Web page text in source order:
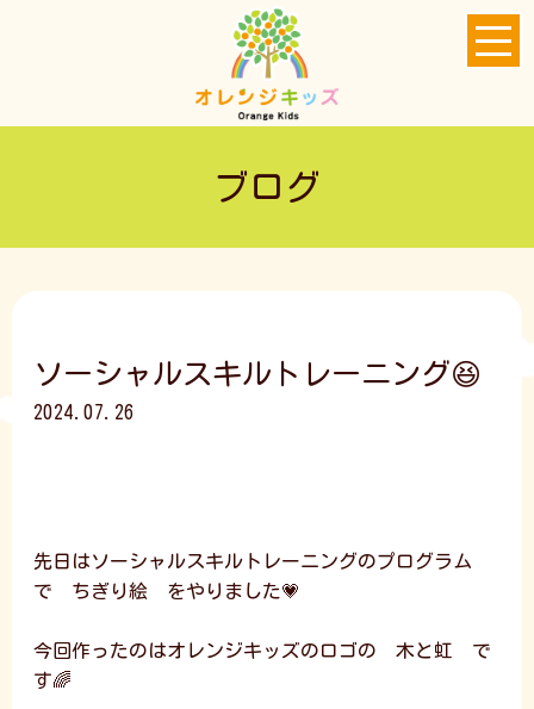
ブログ
ソーシャルスキルトレーニング😆
2024.07.26
先日はソーシャルスキルトレーニングのプログラム
で ちぎり絵 をやりました💗
今回作ったのはオレンジキッズのロゴの 木と虹 で
す🌈